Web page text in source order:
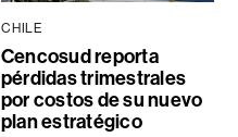
CHILE
Cencosud reporta
pérdidas trimestrales
por costos de su nuevo
plan estratégico